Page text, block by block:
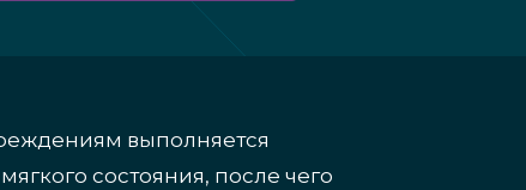
выполняется
состояния, после чего